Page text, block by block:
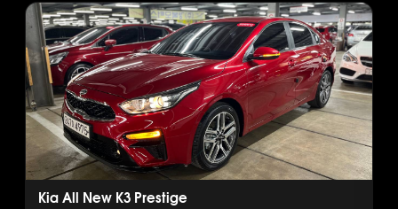
Kia All New K3 Prestige